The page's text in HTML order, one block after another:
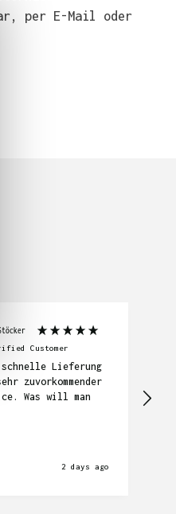
per E-Mail oder
Customer
schnelle Lieferung
zuvorkommender
Was will man
2 days ago